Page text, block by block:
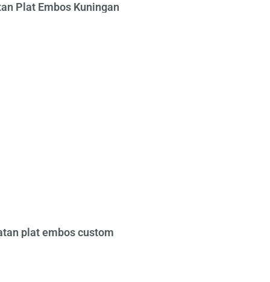
Plat Embos Kuningan
plat embos custom